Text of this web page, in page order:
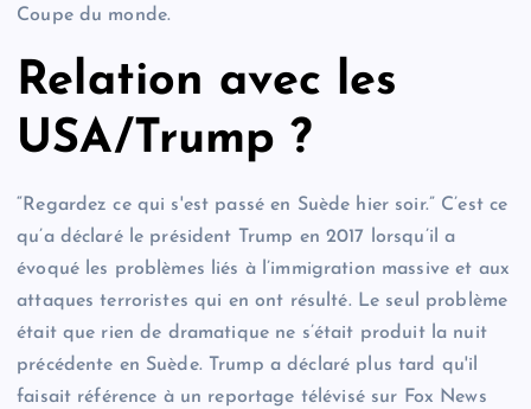
Coupe du monde.
Relation avec les
USA/Trump ?
“Regardez ce qui s'est passé en Suède hier soir.” C’est ce
qu’a déclaré le président Trump en 2017 lorsqu’il a
évoqué les problèmes liés à l’immigration massive et aux
attaques terroristes qui en ont résulté. Le seul problème
était que rien de dramatique ne s’était produit la nuit
précédente en Suède. Trump a déclaré plus tard qu'il
faisait référence à un reportage télévisé sur Fox News